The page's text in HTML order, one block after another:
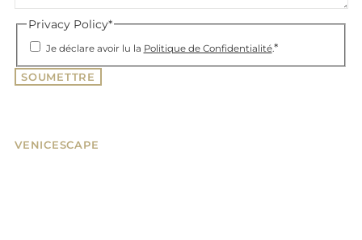
Privacy Policy*
Je déclare avoir lu la Politique de Confidentialité.*
SOUMETTRE
VENICESCAPE